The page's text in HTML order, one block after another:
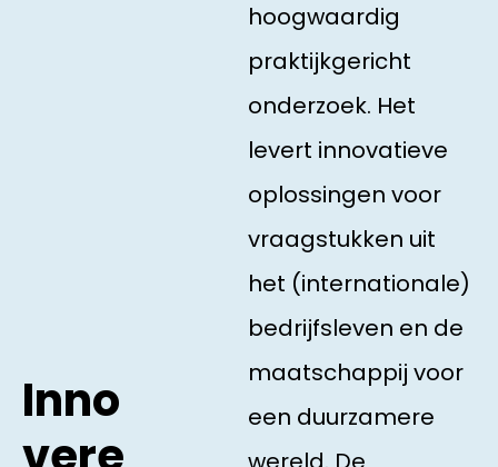
Inno
hoogwaardig
praktijkgericht
onderzoek. Het
levert innovatieve
oplossingen voor
vraagstukken uit
het (internationale)
bedrijfsleven en de
maatschappij voor
een duurzamere